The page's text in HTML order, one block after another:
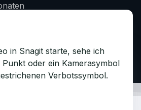
in Snagit starte, sehe ich
oder ein Kamerasymbol
Verbotssymbol.